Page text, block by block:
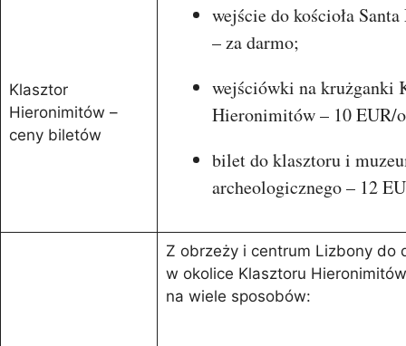
Klasztor
Hieronimitów –
ceny biletów
wejście do kościoła
– za darmo;
wejściówki na krużganki
Hieronimitów – 10 EUR/
bilet do klasztoru i
archeologicznego – 12
Z obrzeży i centrum Lizbony do
w okolice Klasztoru
na wiele sposobów: